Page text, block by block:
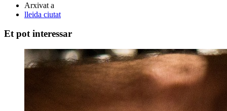
Arxivat a
lleida ciutat
Et pot interessar